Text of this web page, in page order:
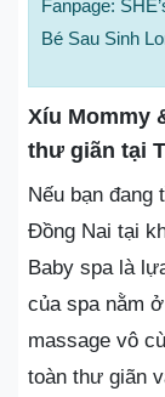
Fanpage:
Bé Sau Sinh
Xíu Mommy
thư giãn tại
Nếu bạn
Đồng Nai tại
Baby spa là
của spa nằm
massage vô
toàn thư giãn